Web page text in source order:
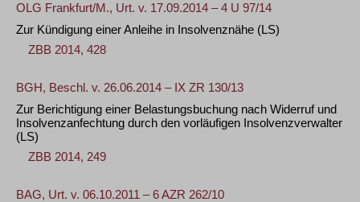
OLG Frankfurt/M., Urt. v. 17.09.2014 – 4 U 97/14
Zur Kündigung einer Anleihe in Insolvenznähe (LS)
ZBB 2014, 428
BGH, Beschl. v. 26.06.2014 – IX ZR 130/13
Zur Berichtigung einer Belastungsbuchung nach Widerruf und
Insolvenzanfechtung durch den vorläufigen Insolvenzverwalter
(LS)
ZBB 2014, 249
BAG, Urt. v. 06.10.2011 – 6 AZR 262/10